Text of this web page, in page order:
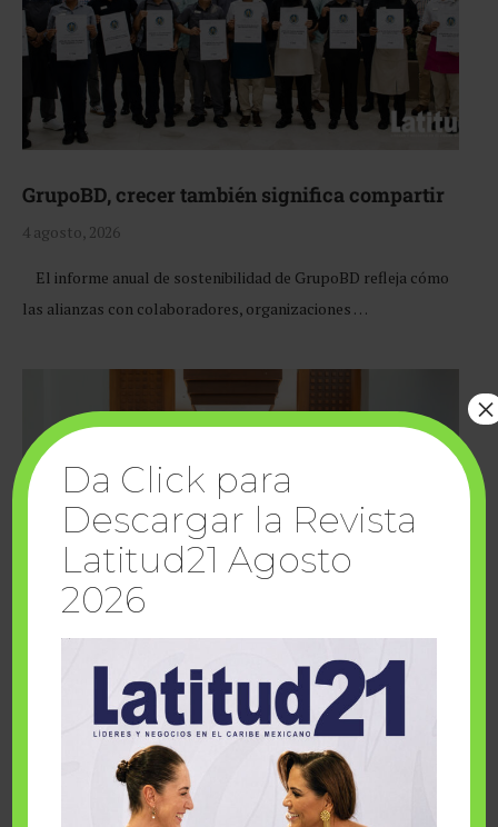
GrupoBD, crecer también significa compartir
4 agosto, 2026
El informe anual de sostenibilidad de GrupoBD refleja cómo
las alianzas con colaboradores, organizaciones …
Cuando la solidaridad inspira; cumplen
sueños Fairmont Mayakoba y Make-A-Wish
Da Click para
Descargar la Revista
Latitud21 Agosto
2026
×